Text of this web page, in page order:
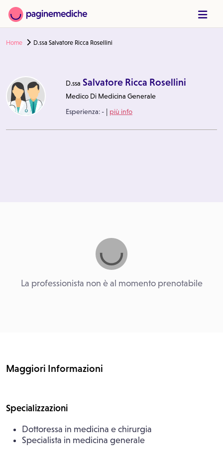
Home D.ssa Salvatore Ricca Rosellini
D.ssa Salvatore Ricca Rosellini
Medico Di Medicina Generale
Esperienza:- | più info
La professionista non è al momento prenotabile
Maggiori Informazioni
Specializzazioni
Dottoressa in medicina e chirurgia
Specialista in medicina generale